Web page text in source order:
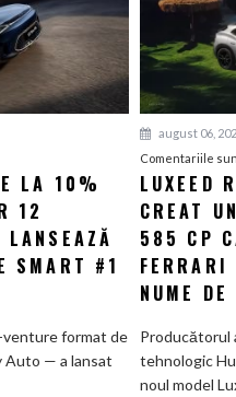
LA 10%
12
SMART #1
format de
Auto — a lansat
august 06,
Comentariile
LUXEED
CREAT
585 CP
NUME
Producătorul
tehnologic
noul model